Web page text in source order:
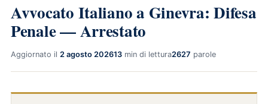
Avvocato Italiano a Ginevra: Difesa
Penale — Arrestato
Aggiornato il 2 agosto 202613 min di lettura2627 parole